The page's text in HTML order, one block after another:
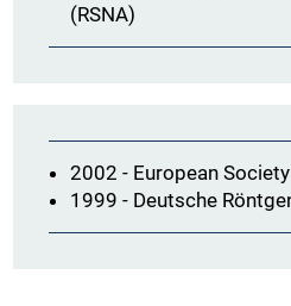
(RSNA)
2002 - European
1999 - Deutsche